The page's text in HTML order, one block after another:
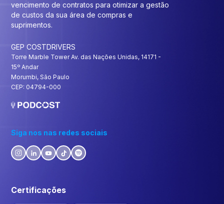
vencimento de contratos para otimizar a gestão
de custos da sua área de compras e
suprimentos.
GEP COSTDRIVERS
Torre Marble Tower Av. das Nações Unidas, 14171 -
15º Andar
Morumbi, São Paulo
CEP: 04794-000
Siga nos nas redes sociais
Certificações